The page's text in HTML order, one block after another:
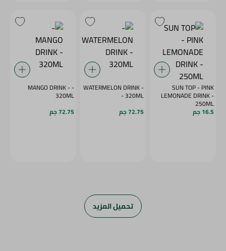
SUN TOP - PINK
LEMONADE DRINK -
250ML
16.5 جم
- WATERMELON DRINK
- 320ML
72.75 جم
- MANGO DRINK -
320ML
72.75 جم
تحميل المزيد